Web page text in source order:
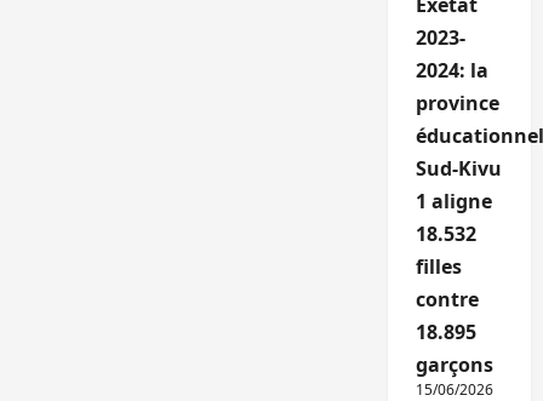
2023-
2024: la
province
Sud-Kivu
1 aligne
18.532
filles
contre
18.895
garçons
15/06/2026